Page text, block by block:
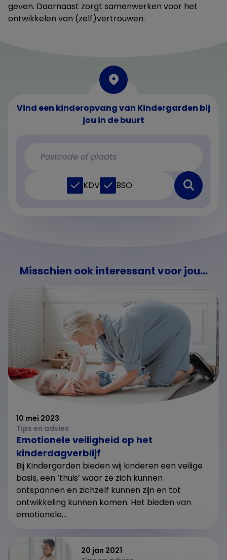
geven. Daarnaast zorgt samenwerken voor het
ontwikkelen van (zelf)vertrouwen.
Vind een kinderopvang van Kindergarden bij
jou in de buurt
KDV BSO
Misschien ook interessant voor jou...
10 mei 2023
Tips en advies
Emotionele veiligheid op het
kinderdagverblijf
Bij Kindergarden bieden wij kinderen een veilige
basis, een ‘thuis’ waar ze zich kunnen
ontspannen en zichzelf kunnen zijn en tot
ontwikkeling kunnen komen. Het bieden van
emotionele...
20 jan 2021